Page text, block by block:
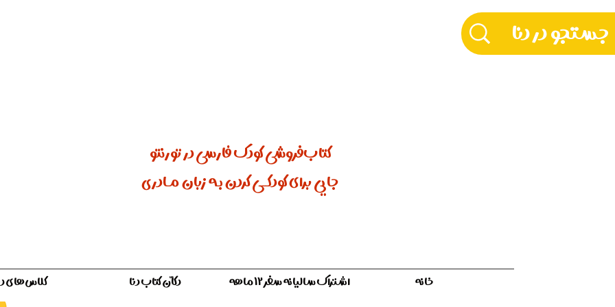
کتاب‌فروشی کودک فارسی در تورنتو
جایی برای کودکـــی کردن بـه زبان مـادری
خانه اشتراک سالیانه سفر ۱۲ ماهه دکّان کتاب دنا کلاس‌های